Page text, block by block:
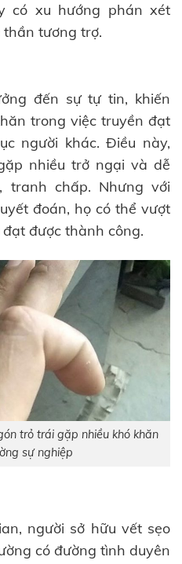
có xu hướng phán xét
tương trợ.
đến sự tự tin, khiến
trong việc truyền đạt
người khác. Điều này,
nhiều trở ngại và dễ
tranh chấp. Nhưng với
đoán, họ có thể vượt
được thành công.
trỏ trái gặp nhiều khó khăn
sự nghiệp
người sở hữu vết sẹo
có đường tình duyên